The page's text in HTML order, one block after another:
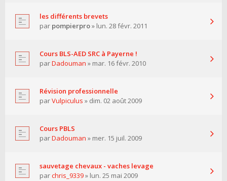
les différents brevets
par pompierpro» lun. 28 févr. 2011
Cours BLS-AED SRC à Payerne !
parDadouman » mar. 16 févr. 2010
Révision professionnelle
parVulpiculus » dim. 02 août 2009
Cours PBLS
parDadouman » mer. 15 juil. 2009
sauvetage chevaux - vaches levage
parchris_9339» lun. 25 mai 2009